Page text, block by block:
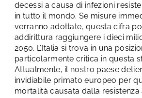
decessi a causa di infezioni
in tutto il mondo. Se misure
verranno adottate, questa cifra
addirittura raggiungere i dieci
2050. L’Italia si trova in una
particolarmente critica in questa
Attualmente, il nostro paese
invidiabile primato europeo per
mortalità causata dalla resistenza